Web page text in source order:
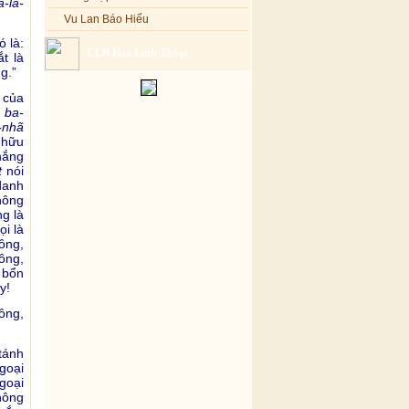
là:
là
ba-
nói
là
là
Vu Lan Báo Hiếu
CLB Hoa Linh Thoại